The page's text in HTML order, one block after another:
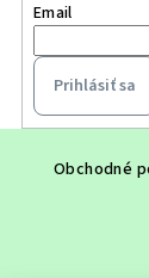
Email
Prihlásiť sa
Obchodné